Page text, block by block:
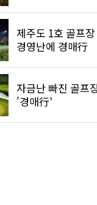
제주도 1호 골프
경영난에 경매行
자금난 빠진 골프
'경매行'